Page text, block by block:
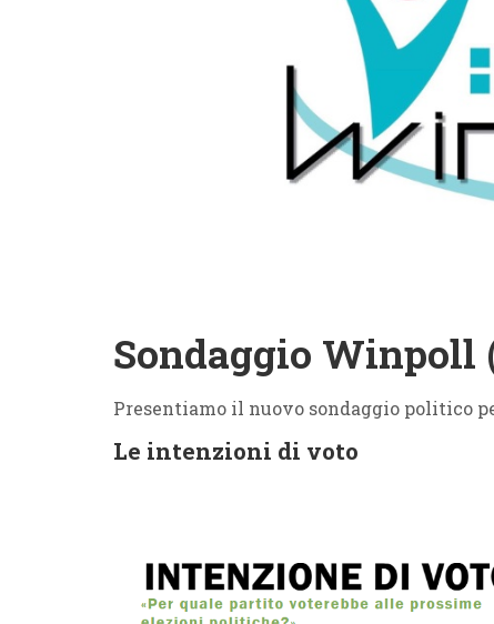
Sondaggio Winpoll
Presentiamo il nuovo sondaggio politico
Le intenzioni di voto